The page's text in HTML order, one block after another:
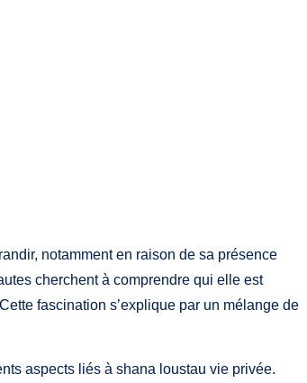
notamment en raison de sa présence
cherchent à comprendre qui elle est
fascination s’explique par un mélange de
aspects liés à shana loustau vie privée.